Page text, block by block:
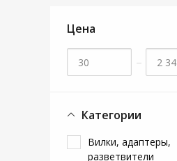
Цена
–
Категории
Вилки, адаптеры,
разветвители